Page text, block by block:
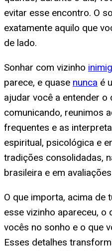
evitar esse encontro. O
exatamente aquilo que
de lado.
Sonhar com vizinho
parece, e quase nunca é
ajudar você a entender o
comunicando, reunimos
frequentes e as
espiritual, psicológica e
tradições consolidadas,
brasileira e em
O que importa, acima de
esse vizinho apareceu, o
vocês no sonho e o que
Esses detalhes